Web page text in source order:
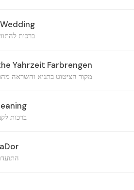
ברכות
Yahrzeit Farbrengen
מקור הציטוט בתניא והשראה
ברכות